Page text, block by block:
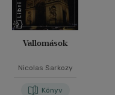
Vallomások
Nicolas Sarkozy
Könyv